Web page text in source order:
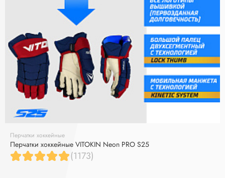
Перчатки хоккейные
Перчатки хоккейные VITOKIN Neon PRO S25
(1173)